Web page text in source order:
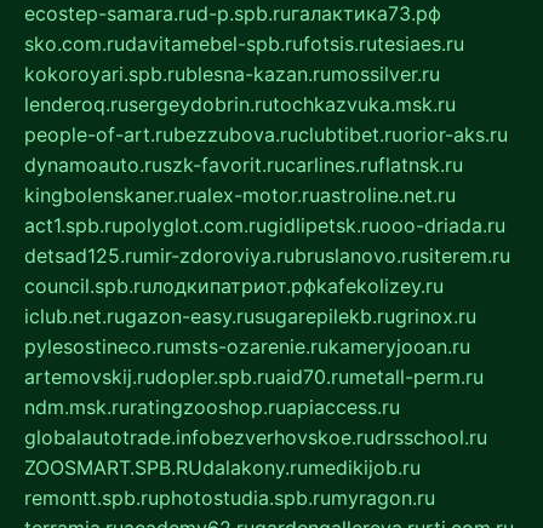
ecostep-samara.rud-p.spb.ruгалактика73.рф
sko.com.rudavitamebel-spb.rufotsis.rutesiaes.ru
kokoroyari.spb.rublesna-kazan.rumossilver.ru
lenderoq.rusergeydobrin.rutochkazvuka.msk.ru
people-of-art.rubezzubova.ruclubtibet.ruorior-aks.ru
dynamoauto.ruszk-favorit.rucarlines.ruflatnsk.ru
kingbolenskaner.rualex-motor.ruastroline.net.ru
act1.spb.rupolyglot.com.rugidlipetsk.ruooo-driada.ru
detsad125.rumir-zdoroviya.rubruslanovo.rusiterem.ru
council.spb.ruлодкипатриот.рфkafekolizey.ru
iclub.net.rugazon-easy.rusugarepilekb.rugrinox.ru
pylesostineco.rumsts-ozarenie.rukameryjooan.ru
artemovskij.rudopler.spb.ruaid70.rumetall-perm.ru
ndm.msk.ruratingzooshop.ruapiaccess.ru
globalautotrade.infobezverhovskoe.rudrsschool.ru
ZOOSMART.SPB.RUdalakony.rumedikijob.ru
remontt.spb.ruphotostudia.spb.rumyragon.ru